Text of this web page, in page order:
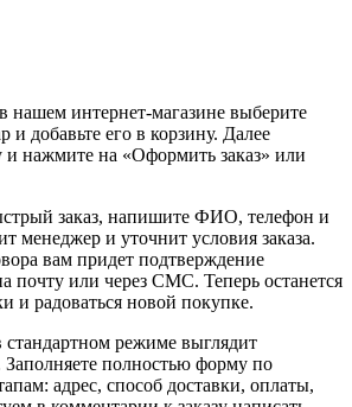
нашем интернет-магазине выберите
и добавьте его в корзину. Далее
и нажмите на «Оформить заказ» или
заказ, напишите ФИО, телефон и
менеджер и уточнит условия заказа.
вам придет подтверждение
почту или через СМС. Теперь останется
и радоваться новой покупке.
стандартном режиме выглядит
полностью форму по
адрес, способ доставки, оплаты,